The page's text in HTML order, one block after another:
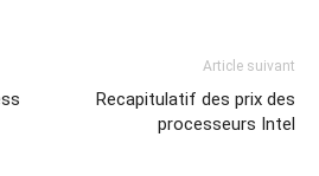
Article suivant
Recapitulatif des prix des
processeurs Intel